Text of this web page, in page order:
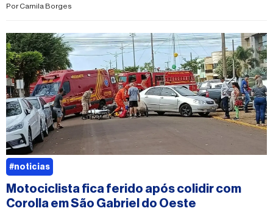
PorCamila Borges
Motociclista fica ferido após colidir com
Corolla em São Gabriel do Oeste
#noticias